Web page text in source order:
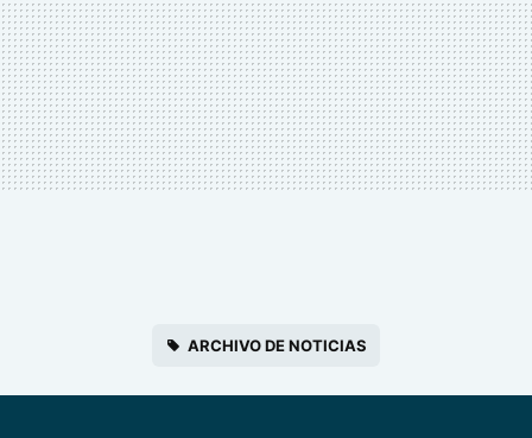
ARCHIVO DE NOTICIAS